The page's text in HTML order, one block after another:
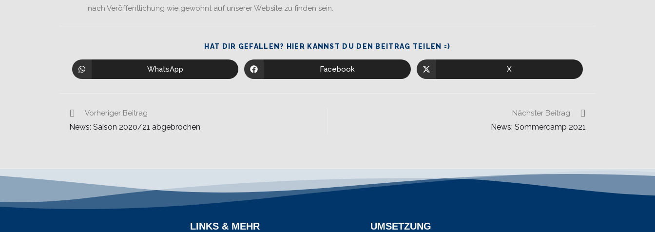
nach Veröffentlichung wie gewohnt auf unserer Website zu finden sein.
HAT DIR GEFALLEN? HIER KANNST DU DEN BEITRAG TEILEN =)
WhatsApp Facebook X
Vorheriger Beitrag
News: Saison 2020/21 abgebrochen
Nächster Beitrag
News: Sommercamp 2021
LINKS & MEHR UMSETZUNG